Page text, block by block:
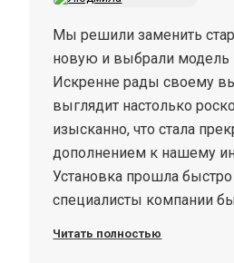
Мы решили заменить
новую и выбрали модель
Искренне рады своему
выглядит настолько
изысканно, что стала
дополнением к нашему
Установка прошла быстро
специалисты компании
Читать полностью